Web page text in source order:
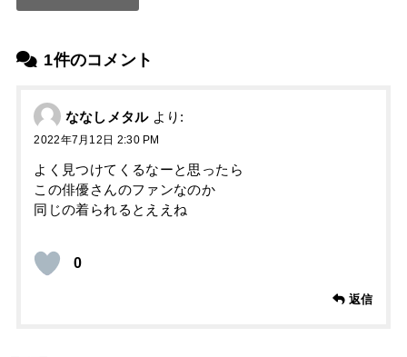
1件のコメント
ななしメタル より:
2022年7月12日 2:30 PM
よく見つけてくるなーと思ったら
この俳優さんのファンなのか
同じの着られるとええね
0
返信